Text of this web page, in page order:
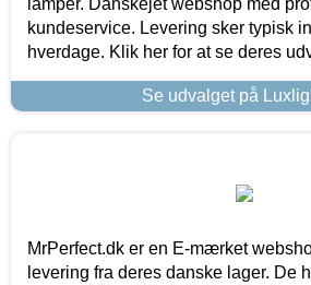
kundeservice. Levering sker typisk
hverdage. Klik her for at se deres
Se udvalget på
MrPerfect.dk er en E-mærket
levering fra deres danske lager. De